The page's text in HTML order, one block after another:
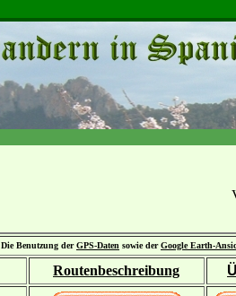
Die Benutzung derGPS-Daten sowie derGoogle Earth-
Routenbeschreibung